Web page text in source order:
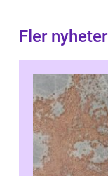
Fler nyheter